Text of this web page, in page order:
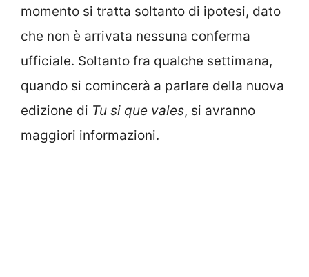
momento si tratta soltanto di ipotesi, dato
che non è arrivata nessuna conferma
ufficiale. Soltanto fra qualche settimana,
quando si comincerà a parlare della nuova
edizione di Tu si que vales, si avranno
maggiori informazioni.